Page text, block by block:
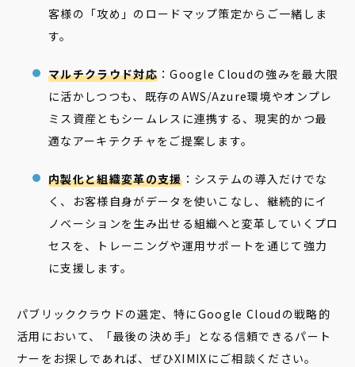
客様の「攻め」のロードマップ策定からご一緒しま
す。
マルチクラウド対応：Google Cloudの強みを最大限
に活かしつつも、既存のAWS/Azure環境やオンプレ
ミス資産ともシームレスに連携する、現実的かつ最
適なアーキテクチャをご提案します。
内製化と組織変革の支援：システムの導入だけでな
く、お客様自身がデータを使いこなし、継続的にイ
ノベーションを生み出せる組織へと変革していくプロ
セスを、トレーニングや運用サポートを通じて強力
に支援します。
パブリッククラウドの選定、特にGoogle Cloudの戦略的
活用において、「最後の決め手」となる信頼できるパート
ナーをお探しであれば、ぜひXIMIXにご相談ください。